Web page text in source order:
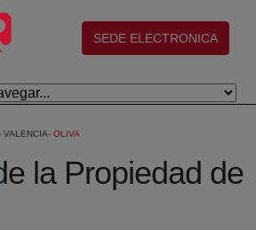
(abre en nueva ventana)
SEDE ELECTRONICA
VALENCIA OLIVA
la Propiedad de